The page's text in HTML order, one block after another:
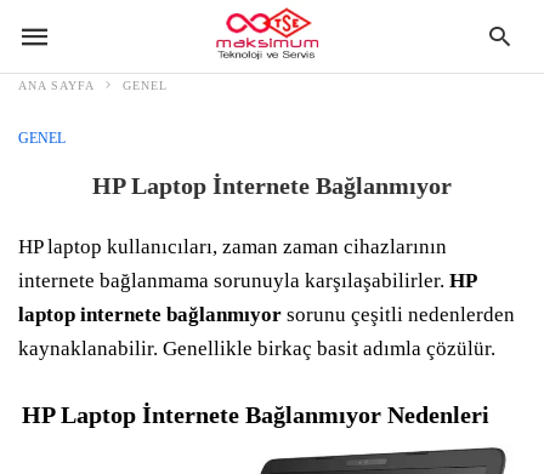
ANA SAYFA GENEL
GENEL
HP Laptop İnternete Bağlanmıyor
HP laptop kullanıcıları, zaman zaman cihazlarının
internete bağlanmama sorunuyla karşılaşabilirler. HP
laptop internete bağlanmıyor sorunu çeşitli nedenlerden
kaynaklanabilir. Genellikle birkaç basit adımla çözülür.
HP Laptop İnternete Bağlanmıyor Nedenleri